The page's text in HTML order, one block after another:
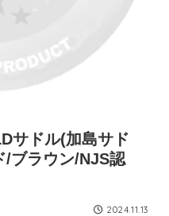
サドル(加島サド
/ブラウン/NJS認
2024.11.13